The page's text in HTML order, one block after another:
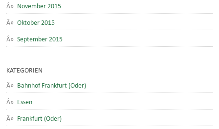
November 2015
Oktober 2015
September 2015
KATEGORIEN
Bahnhof Frankfurt (Oder)
Essen
Frankfurt (Oder)